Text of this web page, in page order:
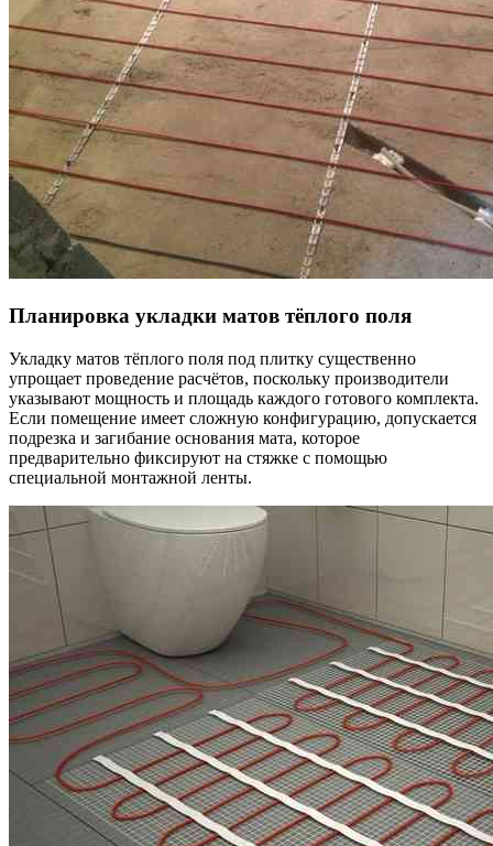
Планировка укладки матов тёплого поля
Укладку матов тёплого поля под плитку существенно
упрощает проведение расчётов, поскольку производители
указывают мощность и площадь каждого готового комплекта.
Если помещение имеет сложную конфигурацию, допускается
подрезка и загибание основания мата, которое
предварительно фиксируют на стяжке с помощью
специальной монтажной ленты.